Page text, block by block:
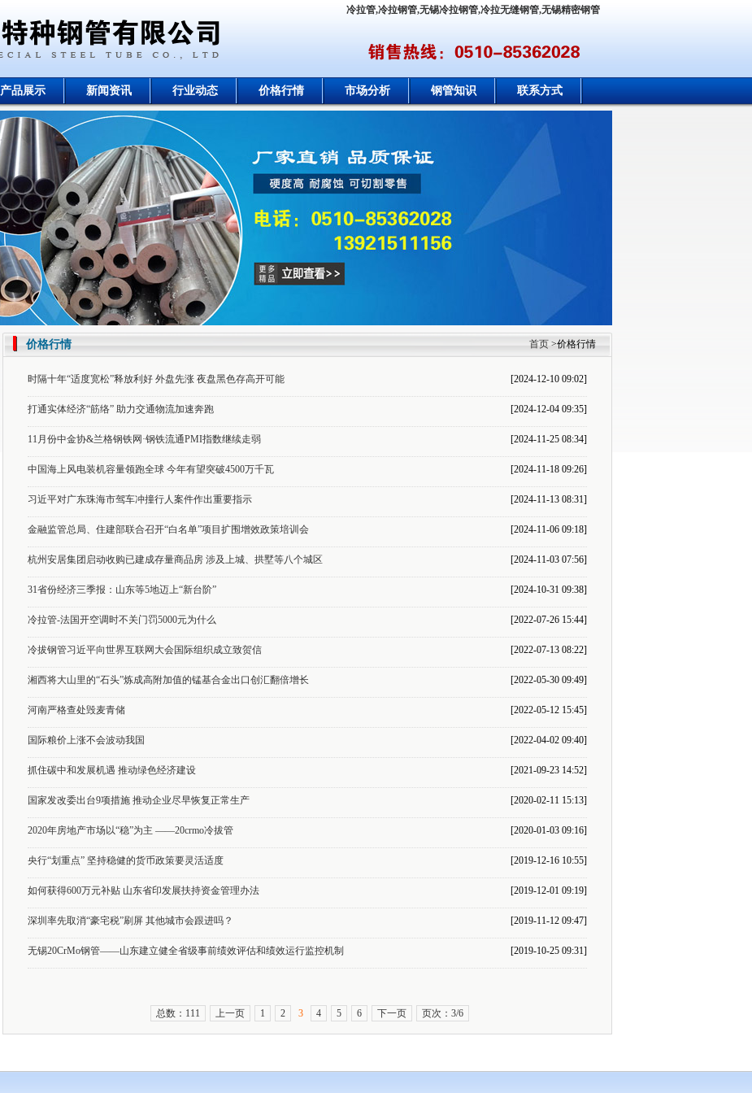
冷拉管,冷拉钢管,无锡冷拉钢管,冷拉无缝钢管,无锡精密钢管
产品展示 新闻资讯 行业动态 价格行情 市场分析 钢管知识 联系方式
价格行情 首页 >价格行情
[2024-12-10 09:02]
时隔十年“适度宽松”释放利好 外盘先涨 夜盘黑色存高开可能
[2024-12-04 09:35]
打通实体经济“筋络” 助力交通物流加速奔跑
[2024-11-25 08:34]
11月份中金协&兰格钢铁网·钢铁流通PMI指数继续走弱
[2024-11-18 09:26]
中国海上风电装机容量领跑全球 今年有望突破4500万千瓦
[2024-11-13 08:31]
习近平对广东珠海市驾车冲撞行人案件作出重要指示
[2024-11-06 09:18]
金融监管总局、住建部联合召开“白名单”项目扩围增效政策培训会
[2024-11-03 07:56]
杭州安居集团启动收购已建成存量商品房 涉及上城、拱墅等八个城区
[2024-10-31 09:38]
31省份经济三季报：山东等5地迈上“新台阶”
[2022-07-26 15:44]
冷拉管-法国开空调时不关门罚5000元为什么
[2022-07-13 08:22]
冷拔钢管习近平向世界互联网大会国际组织成立致贺信
[2022-05-30 09:49]
湘西将大山里的“石头”炼成高附加值的锰基合金出口创汇翻倍增长
[2022-05-12 15:45]
河南严格查处毁麦青储
[2022-04-02 09:40]
国际粮价上涨不会波动我国
[2021-09-23 14:52]
抓住碳中和发展机遇 推动绿色经济建设
[2020-02-11 15:13]
国家发改委出台9项措施 推动企业尽早恢复正常生产
[2020-01-03 09:16]
2020年房地产市场以“稳”为主 ——20crmo冷拔管
[2019-12-16 10:55]
央行“划重点” 坚持稳健的货币政策要灵活适度
[2019-12-01 09:19]
如何获得600万元补贴 山东省印发展扶持资金管理办法
[2019-11-12 09:47]
深圳率先取消“豪宅税”刷屏 其他城市会跟进吗？
[2019-10-25 09:31]
无锡20CrMo钢管——山东建立健全省级事前绩效评估和绩效运行监控机制
总数：111 上一页 1 2 3 4 5 6 下一页 页次：3/6